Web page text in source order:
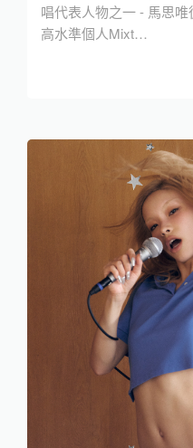
唱代表人物之一 - 馬思
高水準個人Mixt…